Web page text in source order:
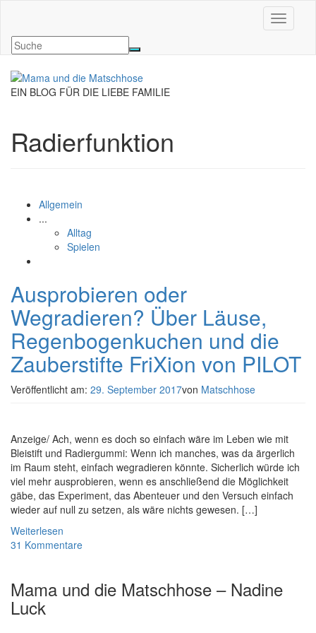
EIN BLOG FÜR DIE LIEBE FAMILIE
Radierfunktion
Allgemein
...
Alltag
Spielen
Ausprobieren oder
Wegradieren? Über Läuse,
Regenbogenkuchen und die
Zauberstifte FriXion von PILOT
Veröffentlicht am: 29. September 2017von Matschhose
Anzeige/ Ach, wenn es doch so einfach wäre im Leben wie mit
Bleistift und Radiergummi: Wenn ich manches, was da ärgerlich
im Raum steht, einfach wegradieren könnte. Sicherlich würde ich
viel mehr ausprobieren, wenn es anschließend die Möglichkeit
gäbe, das Experiment, das Abenteuer und den Versuch einfach
wieder auf null zu setzen, als wäre nichts gewesen. […]
Weiterlesen
31 Kommentare
Mama und die Matschhose – Nadine
Luck